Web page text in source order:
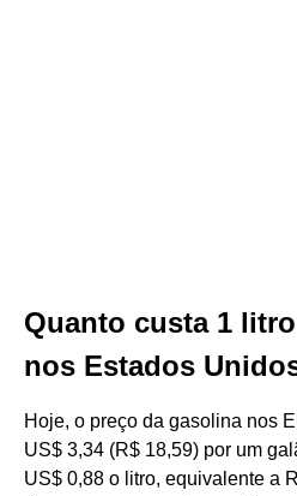
Quanto custa 1
nos Estados
Hoje, o preço da gasolina nos
US$ 3,34 (R$ 18,59) por um
US$ 0,88 o litro, equivalente a